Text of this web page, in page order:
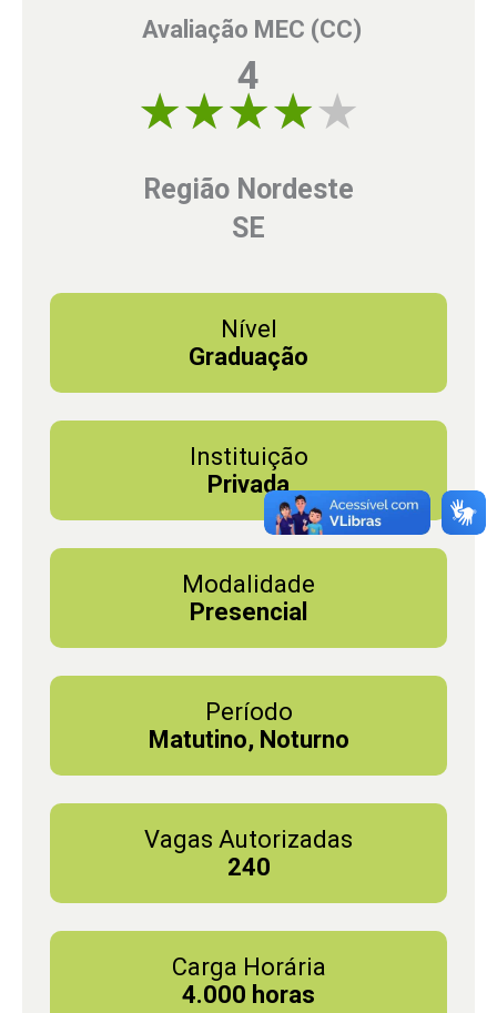
Avaliação MEC (CC)
4
Região Nordeste
SE
Nível
Graduação
Instituição
Privada
Modalidade
Presencial
Período
Matutino, Noturno
Vagas Autorizadas
240
Carga Horária
4.000 horas